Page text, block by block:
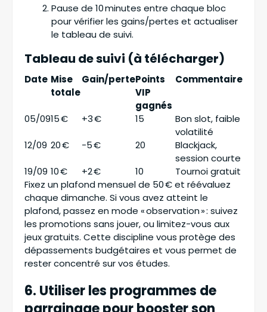
Pause de 10 minutes entre chaque bloc
pour vérifier les gains/pertes et actualiser
le tableau de suivi.
Tableau de suivi (à télécharger)
Date Mise
totale
Gain/pertePoints
VIP
gagnés
Commentaire
05/0915 € +3 € 15
Bon slot, faible
volatilité
12/09 20 € -5 € 20
Blackjack,
session courte
19/09 10 € +2 € 10
Tournoi gratuit
Fixez un plafond mensuel de 50 € et réévaluez
chaque dimanche. Si vous avez atteint le
plafond, passez en mode « observation » : suivez
les promotions sans jouer, ou limitez-vous aux
jeux gratuits. Cette discipline vous protège des
dépassements budgétaires et vous permet de
rester concentré sur vos études.
6. Utiliser les programmes de